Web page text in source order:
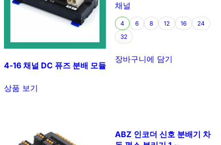
4-16 채널 DC 퓨즈 분배 모듈
상품 보기
채널
4 6 8 12 16
24
32
장바구니에 담기
ABZ 인코더 신호 분배기 차